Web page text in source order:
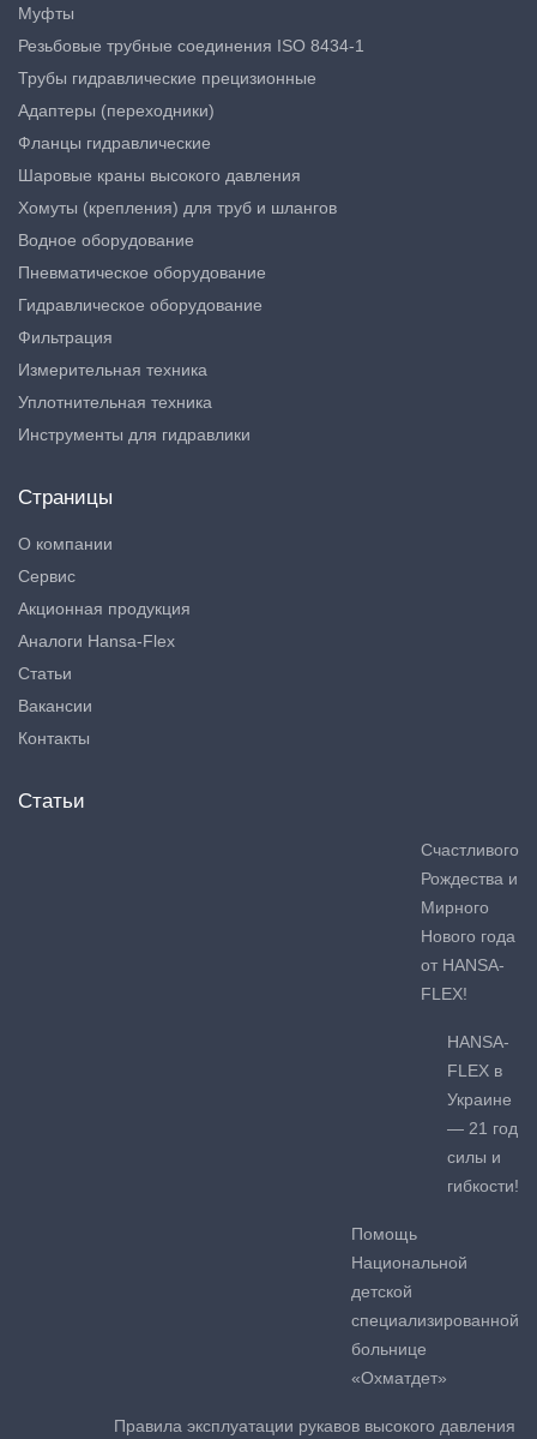
Муфты
Резьбовые трубные соединения ISO 8434-1
Трубы гидравлические прецизионные
Адаптеры (переходники)
Фланцы гидравлические
Шаровые краны высокого давления
Хомуты (крепления) для труб и шлангов
Водное оборудование
Пневматическое оборудование
Гидравлическое оборудование
Фильтрация
Измерительная техника
Уплотнительная техника
Инструменты для гидравлики
Страницы
О компании
Сервис
Акционная продукция
Аналоги Hansa-Flex
Статьи
Вакансии
Контакты
Статьи
Счастливого
Рождества и
Мирного
Нового года
от HANSA-
FLEX!
HANSA-
FLEX в
Украине
— 21 год
силы и
гибкости!
Помощь
Национальной
детской
специализированной
больнице
«Охматдет»
Правила эксплуатации рукавов высокого давления